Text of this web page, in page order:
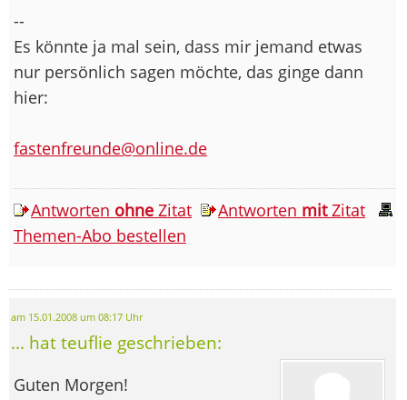
--
Es könnte ja mal sein, dass mir jemand etwas
nur persönlich sagen möchte, das ginge dann
hier:
fastenfreunde@online.de
Antworten ohne Zitat Antworten mitZitat
Themen-Abo bestellen
am 15.01.2008 um 08:17 Uhr
... hat teuflie geschrieben:
Guten Morgen!